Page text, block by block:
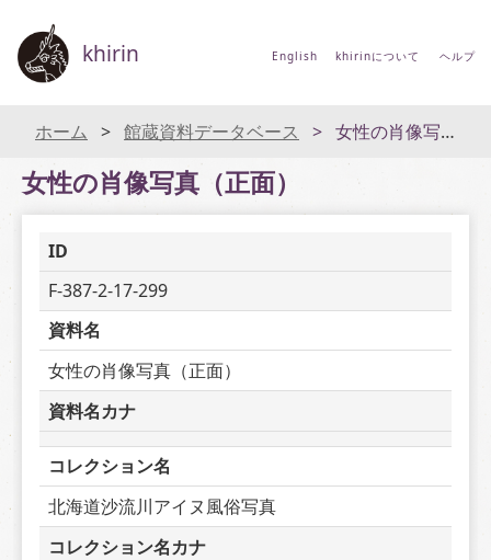
khirin English khirinについて ヘルプ
ホーム 館蔵資料データベース 女性の肖像写真（正面）
女性の肖像写真（正面）
ID
F-387-2-17-299
資料名
女性の肖像写真（正面）
資料名カナ
コレクション名
北海道沙流川アイヌ風俗写真
コレクション名カナ